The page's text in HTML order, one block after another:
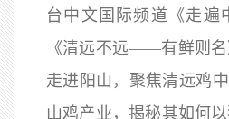
台中文国际频道《走遍
《清远不远——有鲜则
走进阳山，聚焦清远鸡
山鸡产业，揭秘其如何